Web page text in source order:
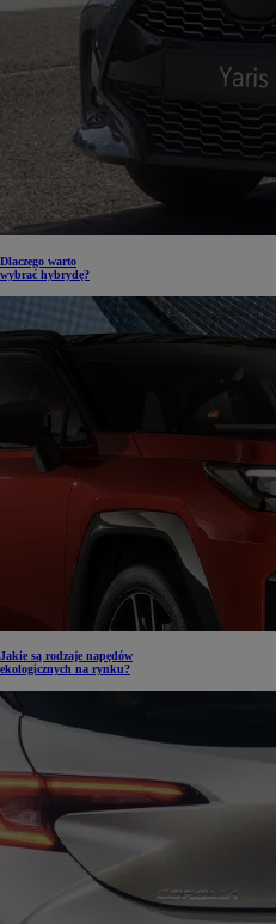
Dlaczego warto
wybrać hybrydę?
Jakie są rodzaje napędów
ekologicznych na rynku?